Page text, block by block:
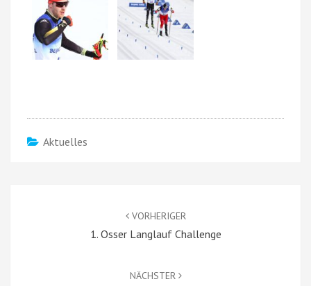
Aktuelles
VORHERIGER
1. Osser Langlauf Challenge
NÄCHSTER